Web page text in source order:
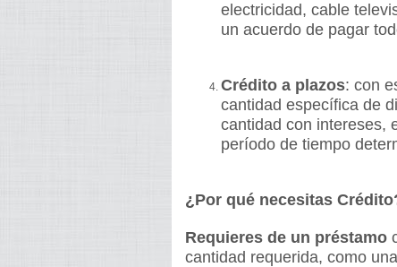
electricidad, cable
un acuerdo de pagar
Crédito a plazos: con
cantidad específica de
cantidad con intereses,
período de tiempo
¿Por qué necesitas
Requieres de un préstamo
cantidad requerida, como